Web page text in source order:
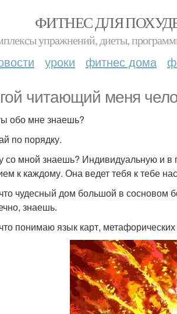
ФИТНЕС ДЛЯ
упражнений, диеты,
уроки фитнес дома
читающий меня
обо мне знаешь?
по порядку.
со мной знаешь? Индивидуальную и
к каждому. Она ведет тебя к тебе
чудесный дом большой в сосновом
знаешь.
понимаю язык карт,